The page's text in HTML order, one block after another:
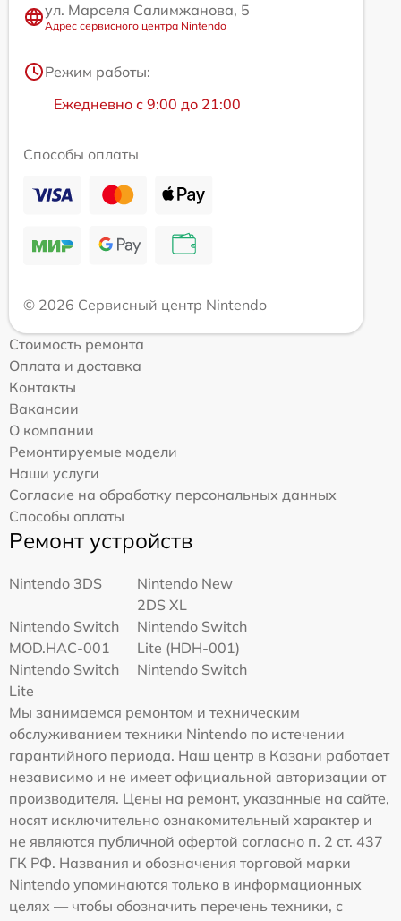
ул. Марселя Салимжанова, 5
Адрес сервисного центра Nintendo
Режим работы:
Ежедневно с 9:00 до 21:00
Способы оплаты
© 2026 Сервисный центр Nintendo
Стоимость ремонта
Оплата и доставка
Контакты
Вакансии
О компании
Ремонтируемые модели
Наши услуги
Согласие на обработку персональных данных
Способы оплаты
Ремонт устройств
Nintendo 3DS
Nintendo New
2DS XL
Nintendo Switch
MOD.HAC-001
Nintendo Switch
Lite (HDH-001)
Nintendo Switch
Lite
Nintendo Switch
Мы занимаемся ремонтом и техническим
обслуживанием техники Nintendo по истечении
гарантийного периода. Наш центр в Казани работает
независимо и не имеет официальной авторизации от
производителя. Цены на ремонт, указанные на сайте,
носят исключительно ознакомительный характер и
не являются публичной офертой согласно п. 2 ст. 437
ГК РФ. Названия и обозначения торговой марки
Nintendo упоминаются только в информационных
целях — чтобы обозначить перечень техники, с